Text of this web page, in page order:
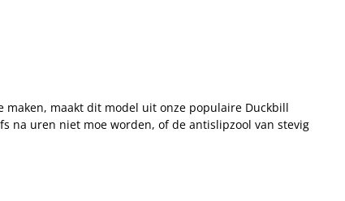
maakt dit model uit onze populaire Duckbill
na uren niet moe worden, of de antislipzool van stevig